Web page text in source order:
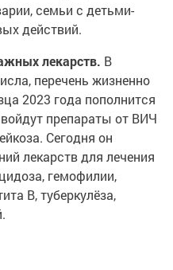
семьи с детьми-
действий.
лекарств. В
перечень жизненно
2023 года пополнится
препараты от ВИЧ
Сегодня он
лекарств для лечения
гемофилии,
В, туберкулёза,